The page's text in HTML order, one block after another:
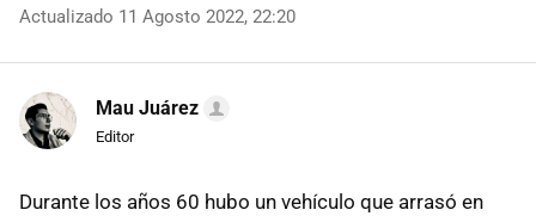
Actualizado 11 Agosto 2022, 22:20
Mau Juárez
Editor
Durante los años 60 hubo un vehículo que arrasó en